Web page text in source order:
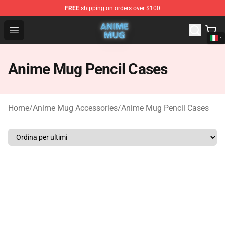
FREE shipping on orders over $100
Open menu
Anime Mug Shop - The Best Store of Anime Mug
Anime Mug Pencil Cases
Home/Anime Mug Accessories/Anime Mug Pencil Cases